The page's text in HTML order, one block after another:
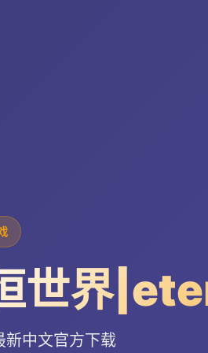
世界
中文官方下载